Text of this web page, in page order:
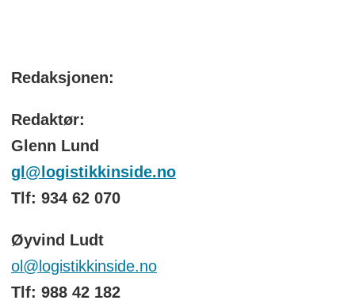
Redaksjonen:
Redaktør:
Glenn Lund
gl@logistikkinside.no
Tlf: 934 62 070
Øyvind Ludt
ol@logistikkinside.no
Tlf: 988 42 182